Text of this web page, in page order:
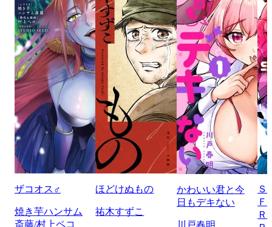
ザコオス♂
焼き芋ハンサム
斎藤/村上ペコ
ほどけぬもの
祐木すずこ
かわいい君と今
日もデキない
Ｆ